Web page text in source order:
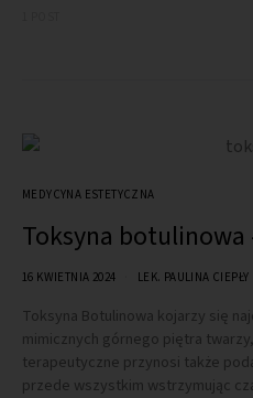
MEDYCYNA ESTETYCZNA
Toksyna botulinowa
16 KWIETNIA 2024 LEK. PAULINA CIEPŁY
Toksyna Botulinowa kojarzy się
mimicznych górnego piętra
terapeutyczne przynosi także
przede wszystkim wstrzymując